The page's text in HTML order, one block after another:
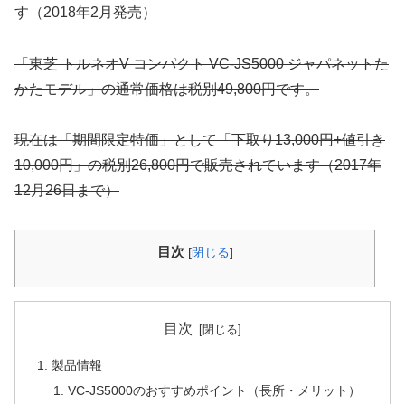
す（2018年2月発売）
「東芝 トルネオV コンパクト VC-JS5000 ジャパネットた
かたモデル」の通常価格は税別49,800円です。
現在は「期間限定特価」として「下取り13,000円+値引き
10,000円」の税別26,800円で販売されています（2017年
12月26日まで）
目次 [閉じる]
目次
製品情報
VC-JS5000のおすすめポイント（長所・メリット）